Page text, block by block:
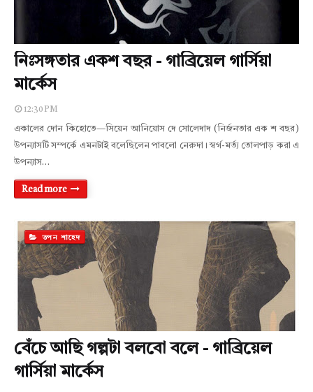
নিঃসঙ্গতার একশ বছর - গাব্রিয়েল গার্সিয়া
মার্কেস
12:30 PM
একালের দোন কিহোতে—সিয়েন আনিয়োস দে সোলেদাদ (নির্জনতার এক শ বছর)
উপন্যাসটি সম্পর্কে এমনটাই বলেছিলেন পাবলো নেরুদা। স্বর্গ-মর্ত্য তোলপাড় করা এ
উপন্যাস…
Read more
তপন শাহেদ
বেঁচে আছি গল্পটা বলবো বলে - গাব্রিয়েল
গার্সিয়া মার্কেস